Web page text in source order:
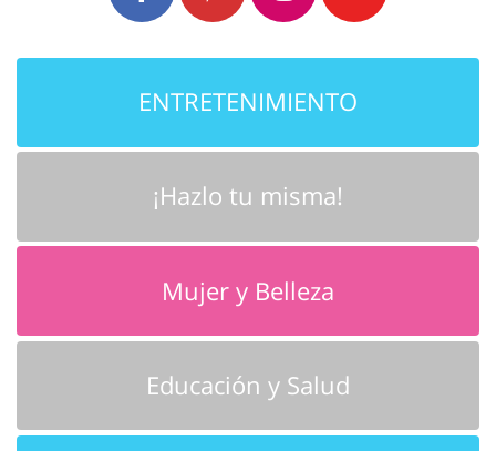
ENTRETENIMIENTO
¡Hazlo tu misma!
Mujer y Belleza
Educación y Salud